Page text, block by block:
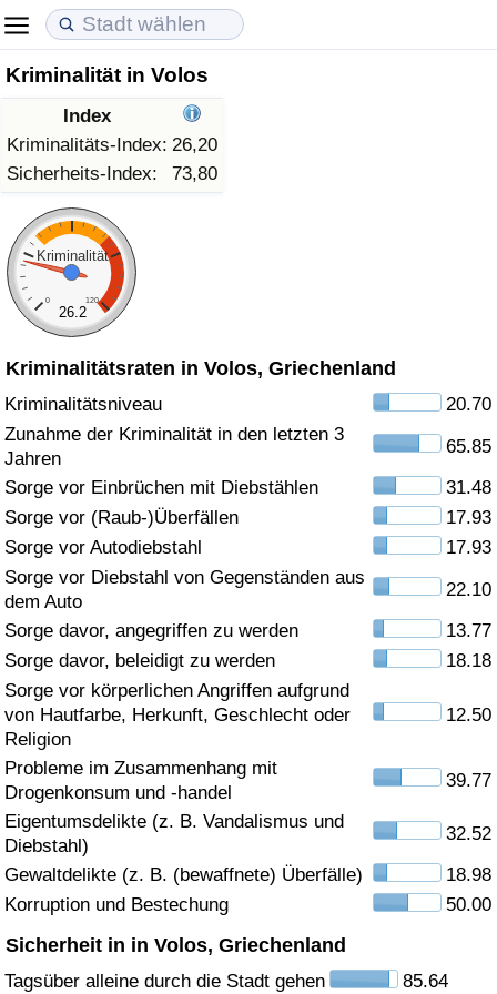
Kriminalität in Volos
Index
Kriminalitäts-Index: 26,20
Sicherheits-Index:
73,80
Kriminalität
0 120
26.2
Kriminalitätsraten in Volos, Griechenland
Kriminalitätsniveau
20.70
Zunahme der Kriminalität in den letzten 3
Jahren
65.85
Sorge vor Einbrüchen mit Diebstählen
31.48
Sorge vor (Raub-)Überfällen
17.93
Sorge vor Autodiebstahl
17.93
Sorge vor Diebstahl von Gegenständen aus
dem Auto
22.10
Sorge davor, angegriffen zu werden
13.77
Sorge davor, beleidigt zu werden
18.18
Sorge vor körperlichen Angriffen aufgrund
von Hautfarbe, Herkunft, Geschlecht oder
Religion
12.50
Probleme im Zusammenhang mit
Drogenkonsum und -handel
39.77
Eigentumsdelikte (z. B. Vandalismus und
Diebstahl)
32.52
Gewaltdelikte (z. B. (bewaffnete) Überfälle)
18.98
Korruption und Bestechung
50.00
Sicherheit in in Volos, Griechenland
Tagsüber alleine durch die Stadt gehen 85.64
Lebenshaltungskosten
Lebenshaltungskosten-Index (aktuell)
Lebenshaltungskosten-Index
Lebenshaltungskosten-Index nach Land
in Akaba
Immobilienpreise
Immobilienpreis-Index (aktuell)
Immobilienpreis-Index
Immobilienpreis-Index nach Land
Lebensqualität
Lebensqualität-Index
Lebensqualität-Index (aktuell)
Lebensqualitätsindex nach Land
Kriminalität
Kriminalitäts-Index (aktuell)
Kriminalitäts-Index
Kriminalitätsindex nach Land
Gesundheitsversorgung
Gesundheitsversorgungs-Index (aktuell)
Gesundheitsversorgungs-Index
Gesundheitsversorgungs-Index nach Land
Umweltverschmutzung
Umweltverschmutzungs-Index (aktuell)
Verschmutzungsindex
Umweltverschmutzungs-Index nach Land
Verkehr